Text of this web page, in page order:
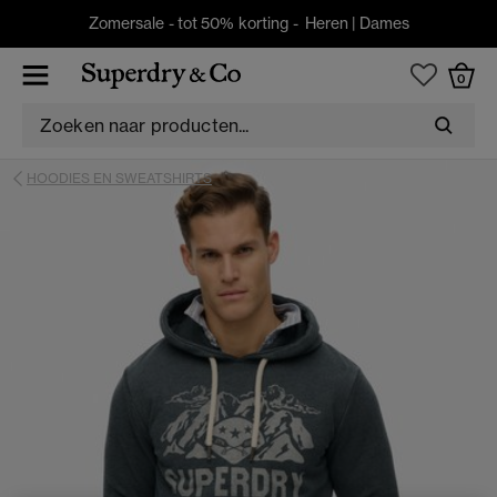
Zomersale - tot 50% korting - Heren | Dames
0
HOODIES EN SWEATSHIRTS